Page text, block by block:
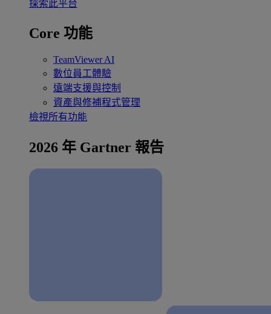
探索此平台
Core 功能
TeamViewer AI
數位員工體驗
遠端支援與控制
資產與修補程式管理
檢視所有功能
2026 年 Gartner 報告